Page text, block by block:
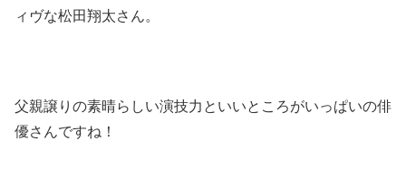
ィヴな松田翔太さん。
父親譲りの素晴らしい演技力といいところがいっぱいの俳
優さんですね！